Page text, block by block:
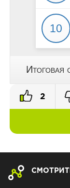
Итоговая
2